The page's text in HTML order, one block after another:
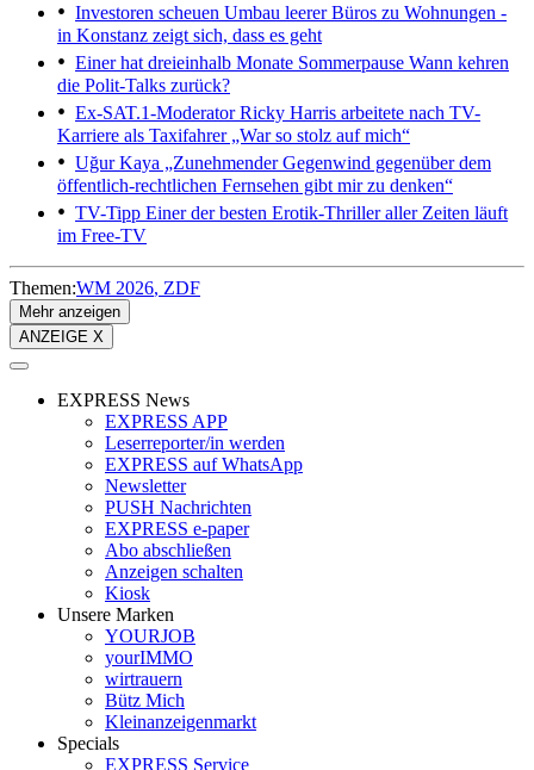
Investoren scheuen Umbau leerer Büros zu Wohnungen -
in Konstanz zeigt sich, dass es geht
Einer hat dreieinhalb Monate Sommerpause Wann kehren
die Polit-Talks zurück?
Ex-SAT.1-Moderator Ricky Harris arbeitete nach TV-
Karriere als Taxifahrer„War so stolz auf mich“
Uğur Kaya „Zunehmender Gegenwind gegenüber dem
öffentlich-rechtlichen Fernsehen gibt mir zu denken“
TV-Tipp Einer der besten Erotik-Thriller aller Zeiten läuft
im Free-TV
Themen:WM 2026 ZDF
Mehr anzeigen
ANZEIGE X
EXPRESS News
EXPRESS APP
Leserreporter/in werden
EXPRESS auf WhatsApp
Newsletter
PUSH Nachrichten
EXPRESS e-paper
Abo abschließen
Anzeigen schalten
Kiosk
Unsere Marken
YOURJOB
yourIMMO
wirtrauern
Bütz Mich
Kleinanzeigenmarkt
Specials
EXPRESS Service